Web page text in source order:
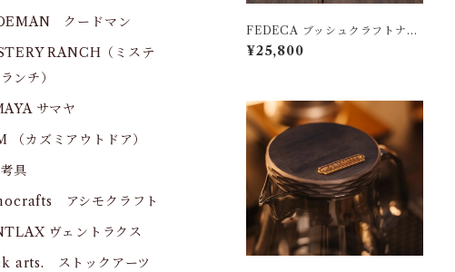
FEDECA ブッシュクラフトナイ
フ
¥25,800
クードマン
RANCH（ミステ
ンチ）
サマヤ
（カズミアウトドア）
具
アシモクラフト
ヴェントラクス
arts. ストックアーツ